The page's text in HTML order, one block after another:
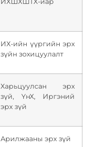
ИХ-ийн үүргийн эрх
зүйн зохицуулалт
Харьцуулсан эрх
зүй, ҮнХ, Иргэний
эрх зүй
Арилжааны эрх зүй